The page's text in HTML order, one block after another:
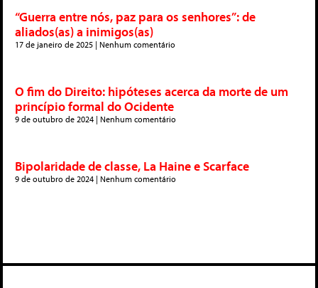
“Guerra entre nós, paz para os senhores”: de
aliados(as) a inimigos(as)
17 de janeiro de 2025 Nenhum comentário
O fim do Direito: hipóteses acerca da morte de um
princípio formal do Ocidente
9 de outubro de 2024 Nenhum comentário
Bipolaridade de classe, La Haine e Scarface
9 de outubro de 2024 Nenhum comentário